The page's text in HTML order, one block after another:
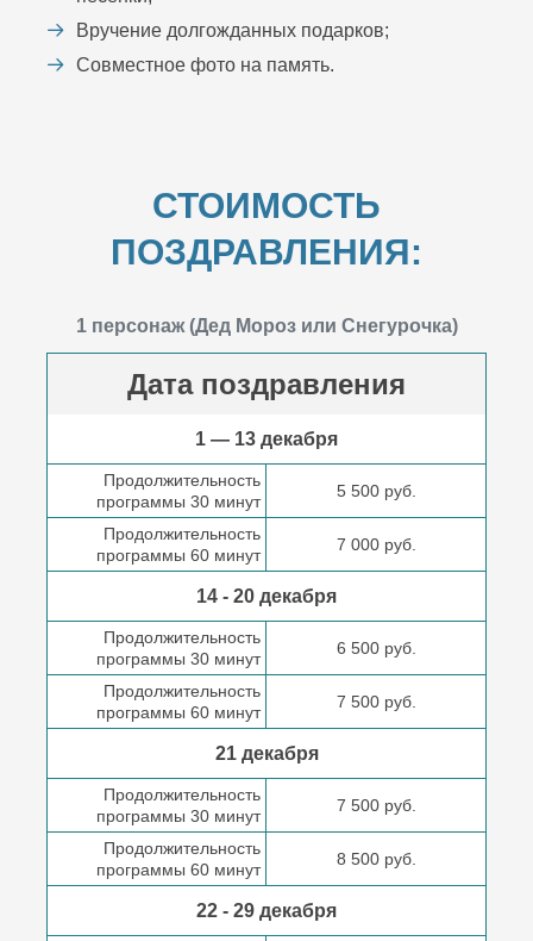
Вручение долгожданных подарков;
Совместное фото на память.
СТОИМОСТЬ
ПОЗДРАВЛЕНИЯ:
1 персонаж (Дед Мороз или Снегурочка)
Дата поздравления
1 — 13 декабря
Продолжительность
программы 30 минут
5 500 руб.
Продолжительность
программы 60 минут
7 000 руб.
14 - 20 декабря
Продолжительность
программы 30 минут
6 500 руб.
Продолжительность
программы 60 минут
7 500 руб.
21 декабря
Продолжительность
программы 30 минут
7 500 руб.
Продолжительность
программы 60 минут
8 500 руб.
22 - 29 декабря